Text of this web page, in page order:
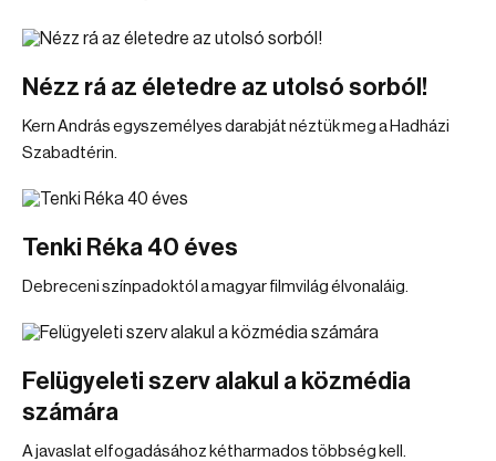
Nézz rá az életedre az utolsó sorból!
Kern András egyszemélyes darabját néztük meg a Hadházi
Szabadtérin.
Tenki Réka 40 éves
Debreceni színpadoktól a magyar filmvilág élvonaláig.
Felügyeleti szerv alakul a közmédia
számára
A javaslat elfogadásához kétharmados többség kell.